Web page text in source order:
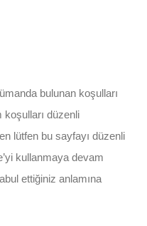
bulunan koşulları
koşulları düzenli
lütfen bu sayfayı düzenli
kullanmaya devam
ettiğiniz anlamına